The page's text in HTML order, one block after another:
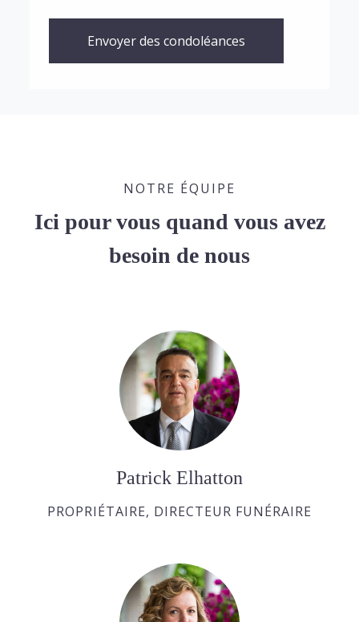
Envoyer des condoléances
NOTRE ÉQUIPE
Ici pour vous quand vous avez
besoin de nous
Patrick Elhatton
PROPRIÉTAIRE, DIRECTEUR FUNÉRAIRE